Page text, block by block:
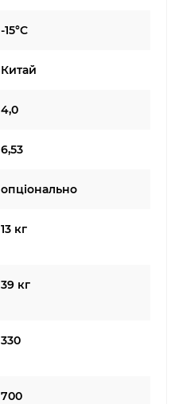
-15°C
Китай
4,0
6,53
опціонально
13 кг
39 кг
330
700